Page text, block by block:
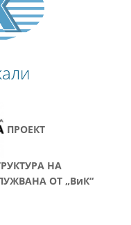
ПРОЕКТ
НА
ОТ „ВиК“